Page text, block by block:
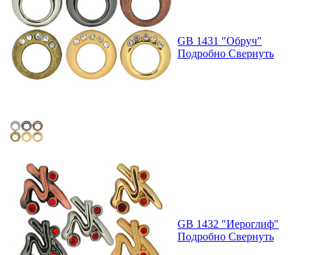
GB 1431 "Обруч"
Подробно Свернуть
GB 1432 "Иероглиф"
Подробно Свернуть